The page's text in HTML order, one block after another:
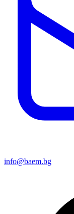
info@baem.bg